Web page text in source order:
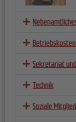
Sekretariat
Technik
Soziale